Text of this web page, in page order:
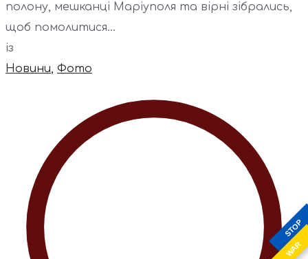
STOP
WAR
полону, мешканці Маріуполя та вірні зібрались,
щоб помолитися...
із
Новини, Фото